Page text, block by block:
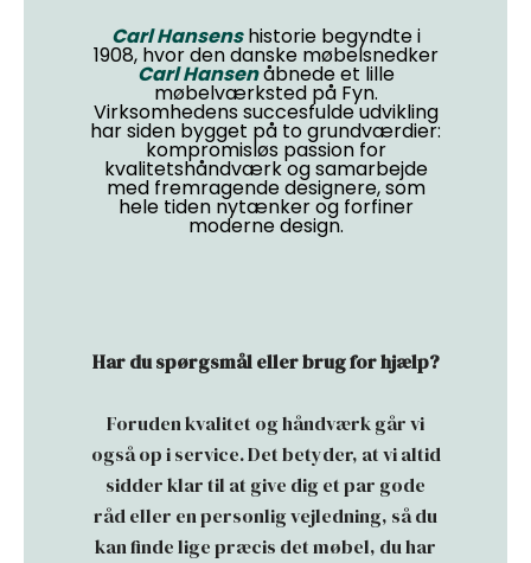
Carl Hansenshistorie begyndte i
1908, hvor den danske møbelsnedker
Carl Hansenåbnede et lille
møbelværksted på Fyn.
Virksomhedens succesfulde udvikling
har siden bygget på to grundværdier:
kompromisløs passion for
kvalitetshåndværk og samarbejde
med fremragende designere, som
hele tiden nytænker og forfiner
moderne design.
Har du spørgsmål eller brug for hjælp?
Foruden kvalitet og håndværk går vi
også op i service. Det betyder, at vi altid
sidder klar til at give dig et par gode
råd eller en personlig vejledning, så du
kan finde lige præcis det møbel, du har